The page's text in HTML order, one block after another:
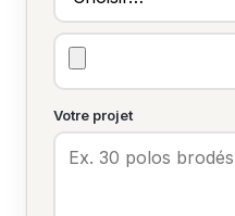
Votre projet